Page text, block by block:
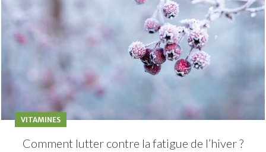
VITAMINES
Comment lutter contre la fatigue de l’hiver ?